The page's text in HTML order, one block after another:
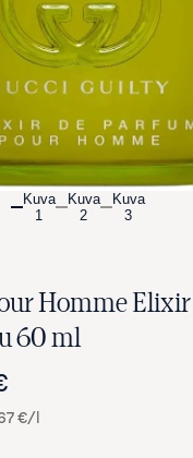
Kuva
1
Kuva
2
Kuva
3
Homme Elixir
60 ml
€/l